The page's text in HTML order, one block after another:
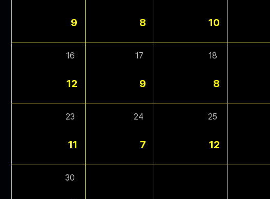
9 8 10
16
12
17
9
18
8
23
11
24
7
25
12
30